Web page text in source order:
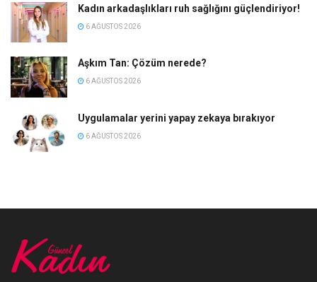
Kadın arkadaşlıkları ruh sağlığını güçlendiriyor!
6 AĞUSTOS 2026
Aşkım Tan: Çözüm nerede?
6 AĞUSTOS 2026
Uygulamalar yerini yapay zekaya bırakıyor
6 AĞUSTOS 2026